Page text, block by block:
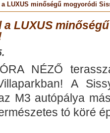
LUXUS
NÉZŐ
A
M3 autópálya
tó köré